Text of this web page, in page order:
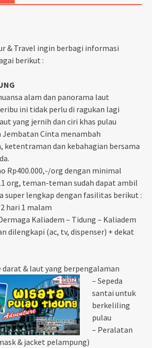
& Travel ingin berbagi informasi
berikut :
alam dan panorama laut
ini tidak perlu di ragukan lagi
yang jernih dan ciri khas pulau
Jembatan Cinta menambah
ketentraman dan kebahagian bersama
Rp400.000,-/org dengan minimal
org, teman-teman sudah dapat ambil
super lengkap dengan fasilitas berikut :
hari 1 malam
Kaliadem – Tidung – Kaliadem
dilengkapi (ac, tv, dispenser) + dekat
darat & laut yang berpengalaman
– Sepeda
santai untuk
berkeliling
pulau
– Peralatan
& jacket pelampung)